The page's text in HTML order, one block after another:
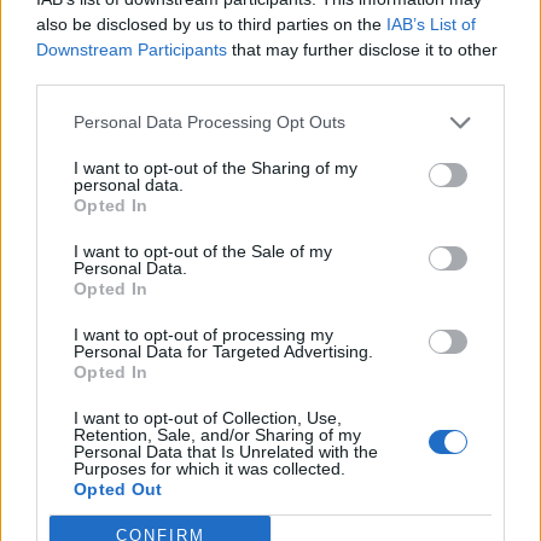
also be disclosed by us to third parties on the IAB’s List of
Downstream Participants that may further disclose it to other
Personal Data Processing Opt Outs
I want to opt-out of the Sharing of my
personal data.
Opted In
I want to opt-out of the Sale of my
Personal Data.
Opted In
I want to opt-out of processing my
Personal Data for Targeted Advertising.
Opted In
I want to opt-out of Collection, Use,
Retention, Sale, and/or Sharing of my
Personal Data that Is Unrelated with the
Purposes for which it was collected.
Opted Out
CONFIRM
17
Maximiliano Gastón
Timpanaro
Macomerese 6
Dramane Cissé Luogosanto